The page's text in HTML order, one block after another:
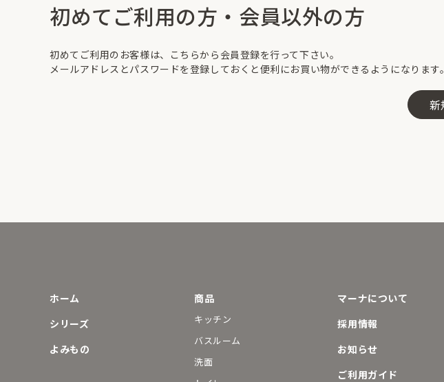
初めてご利用の方・会員以外の方
初めてご利用のお客様は、こちらから会員登録を行って下さい。
メールアドレスとパスワードを登録しておくと便利にお買い物ができるようになります。
ホーム
シリーズ
よみもの
商品
キッチン
バスルーム
洗面
マーナについて
採用情報
お知らせ
ご利用ガイド